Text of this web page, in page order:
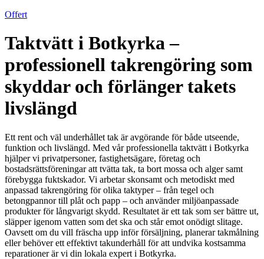
Offert
Taktvätt i Botkyrka –
professionell takrengöring som
skyddar och förlänger takets
livslängd
Ett rent och väl underhållet tak är avgörande för både utseende,
funktion och livslängd. Med vår professionella taktvätt i Botkyrka
hjälper vi privatpersoner, fastighetsägare, företag och
bostadsrättsföreningar att tvätta tak, ta bort mossa och alger samt
förebygga fuktskador. Vi arbetar skonsamt och metodiskt med
anpassad takrengöring för olika taktyper – från tegel och
betongpannor till plåt och papp – och använder miljöanpassade
produkter för långvarigt skydd. Resultatet är ett tak som ser bättre ut,
släpper igenom vatten som det ska och står emot onödigt slitage.
Oavsett om du vill fräscha upp inför försäljning, planerar takmålning
eller behöver ett effektivt takunderhåll för att undvika kostsamma
reparationer är vi din lokala expert i Botkyrka.